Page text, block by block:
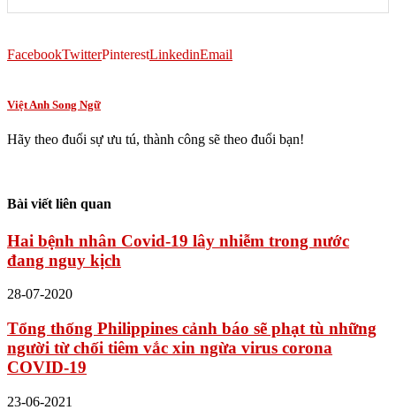
FacebookTwitterPinterestLinkedinEmail
Việt Anh Song Ngữ
Hãy theo đuổi sự ưu tú, thành công sẽ theo đuổi bạn!
Bài viết liên quan
Hai bệnh nhân Covid-19 lây nhiễm trong nước
đang nguy kịch
28-07-2020
Tổng thống Philippines cảnh báo sẽ phạt tù những
người từ chối tiêm vắc xin ngừa virus corona
COVID-19
23-06-2021